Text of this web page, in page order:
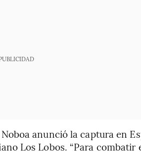
anunció la captura en
Los Lobos. “Para combatir